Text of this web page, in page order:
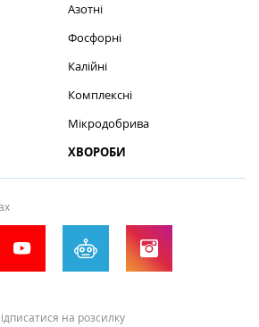
Азотні
Фосфорні
Калійні
Комплексні
Мікродобрива
ХВОРОБИ
на розсилку